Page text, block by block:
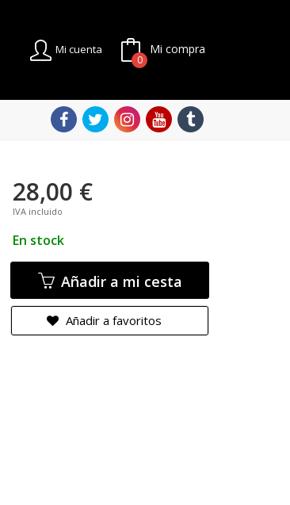
Mi cuenta Mi compra
0
28,00 €
IVA incluido
En stock
Añadir a mi cesta
Añadir a favoritos